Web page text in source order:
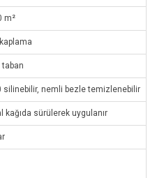
m²
taban
silinebilir, nemli bezle temizlenebilir
kağıda sürülerek uygulanır